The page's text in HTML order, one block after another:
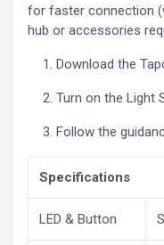
for faster connection
hub or accessories
Download the
Turn on the Light
Follow the
Specifications
LED & Button